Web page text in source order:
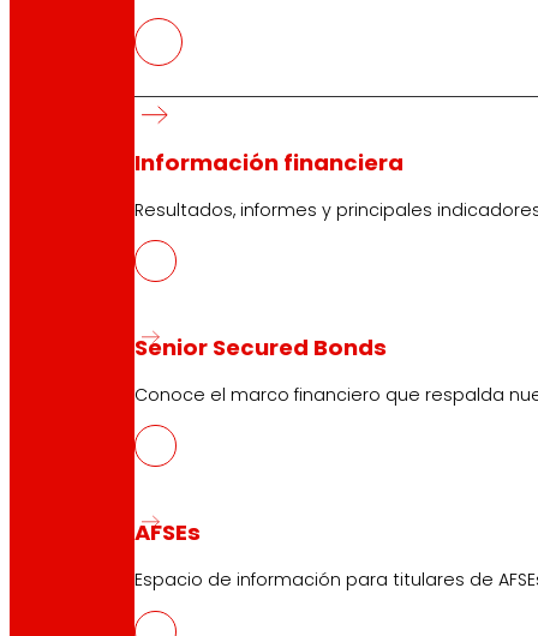
Información financiera
Resultados, informes y principales
Senior Secured Bonds
Conoce el marco financiero que respalda
AFSEs
Espacio de información para titulares de
Innovación
Tiendas EROSKI
Buscador de tiendas
Apertura en festivos
Supermercado Online
Descanso
Electrónica
Tarjeta EROSKI club Mastercard
Encargos